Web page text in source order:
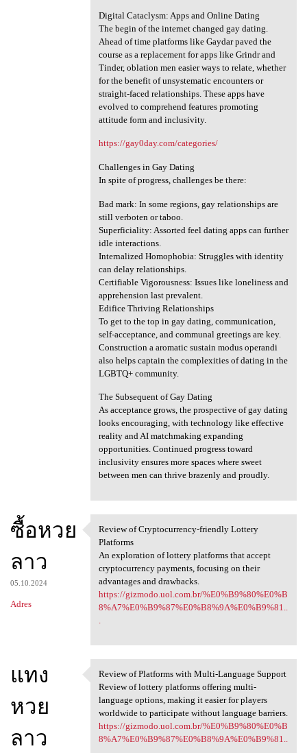
Digital Cataclysm: Apps and Online Dating
The begin of the internet changed gay dating.
Ahead of time platforms like Gaydar paved the
course as a replacement for apps like Grindr and
Tinder, oblation men easier ways to relate, whether
for the benefit of unsystematic encounters or
straight-faced relationships. These apps have
evolved to comprehend features promoting
attitude form and inclusivity.
https://gay0day.com/categories/
Challenges in Gay Dating
In spite of progress, challenges be there:
Bad mark: In some regions, gay relationships are
still verboten or taboo.
Superficiality: Assorted feel dating apps can further
idle interactions.
Internalized Homophobia: Struggles with identity
can delay relationships.
Certifiable Vigorousness: Issues like loneliness and
apprehension last prevalent.
Edifice Thriving Relationships
To get to the top in gay dating, communication,
self-acceptance, and communal greetings are key.
Construction a aromatic sustain modus operandi
also helps captain the complexities of dating in the
LGBTQ+ community.
The Subsequent of Gay Dating
As acceptance grows, the prospective of gay dating
looks encouraging, with technology like effective
reality and AI matchmaking expanding
opportunities. Continued progress toward
inclusivity ensures more spaces where sweet
between men can thrive brazenly and proudly.
ซื้อหวย
ลาว
05.10.2024
Adres
Review of Cryptocurrency
Review of Cryptocurrency-friendly Lottery
Platforms
An exploration of lottery platforms that accept
cryptocurrency payments, focusing on their
advantages and drawbacks.
https://gizmodo.uol.com.br/%E0%B9%80%E0%B
8%A7%E0%B9%87%E0%B8%9A%E0%B9%81..
แทง
หวย
ลาว
Review of Platforms with
Review of Platforms with Multi-Language Support
Review of lottery platforms offering multi-
language options, making it easier for players
worldwide to participate without language barriers.
https://gizmodo.uol.com.br/%E0%B9%80%E0%B
8%A7%E0%B9%87%E0%B8%9A%E0%B9%81..